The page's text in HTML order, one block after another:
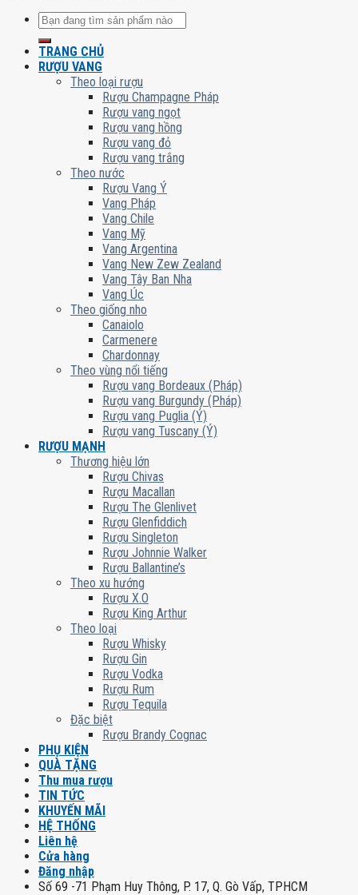
Tìm
kiếm:
TRANG CHỦ
RƯỢU VANG
Theo loại rượu
Rượu Champagne Pháp
Rượu vang ngọt
Rượu vang hồng
Rượu vang đỏ
Rượu vang trắng
Theo nước
Rượu Vang Ý
Vang Pháp
Vang Chile
Vang Mỹ
Vang Argentina
Vang New Zew Zealand
Vang Tây Ban Nha
Vang Úc
Theo giống nho
Canaiolo
Carmenere
Chardonnay
Theo vùng nổi tiếng
Rượu vang Bordeaux (Pháp)
Rượu vang Burgundy (Pháp)
Rượu vang Puglia (Ý)
Rượu vang Tuscany (Ý)
RƯỢU MẠNH
Thương hiệu lớn
Rượu Chivas
Rượu Macallan
Rượu The Glenlivet
Rượu Glenfiddich
Rượu Singleton
Rượu Johnnie Walker
Rượu Ballantine’s
Theo xu hướng
Rượu X.O
Rượu King Arthur
Theo loại
Rượu Whisky
Rượu Gin
Rượu Vodka
Rượu Rum
Rượu Tequila
Đặc biệt
Rượu Brandy Cognac
PHỤ KIỆN
QUÀ TẶNG
Thu mua rượu
TIN TỨC
KHUYẾN MÃI
HỆ THỐNG
Liên hệ
Cửa hàng
Đăng nhập
Số 69 -71 Phạm Huy Thông, P. 17, Q. Gò Vấp, TPHCM